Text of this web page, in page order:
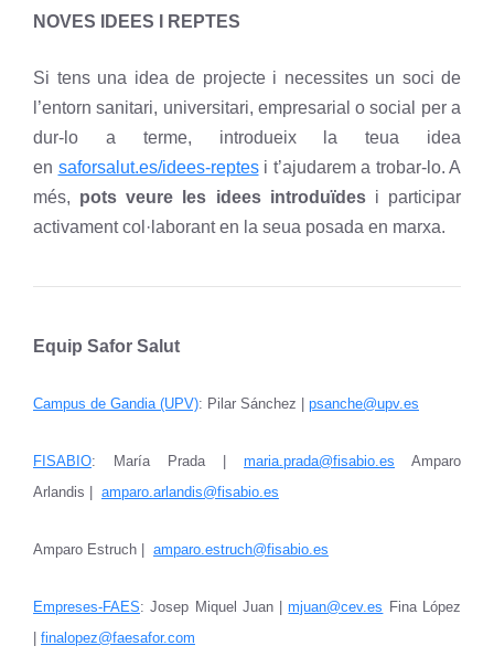
NOVES IDEES I REPTES
Si tens una idea de projecte i necessites un soci de
l’entorn sanitari, universitari, empresarial o social per a
dur-lo a terme, introdueix la teua idea
en saforsalut.es/idees-reptesi t’ajudarem a trobar-lo. A
més, pots veure les idees introduïdesi participar
activament col·laborant en la seua posada en marxa.
Equip Safor Salut
Campus de Gandia (UPV): Pilar Sánchez | psanche@upv.es
FISABIO: María Prada | maria.prada@fisabio.es Amparo
Arlandis | amparo.arlandis@fisabio.es
Amparo Estruch | amparo.estruch@fisabio.es
Empreses-FAES: Josep Miquel Juan |mjuan@cev.es Fina López
finalopez@faesafor.com